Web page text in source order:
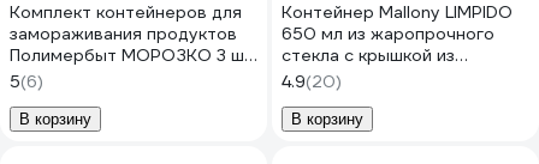
Комплект контейнеров для
замораживания продуктов
Полимербыт МОРОЗКО 3 шт,
1 л, прямоугольный
435703600
5(6)
В корзину
Контейнер Mallony LIMPIDO
650 мл из жаропрочного
стекла с крышкой из
пластмассы прямоугльный,
температура -20 до +200 С
00 5480
4.9(20)
В корзину